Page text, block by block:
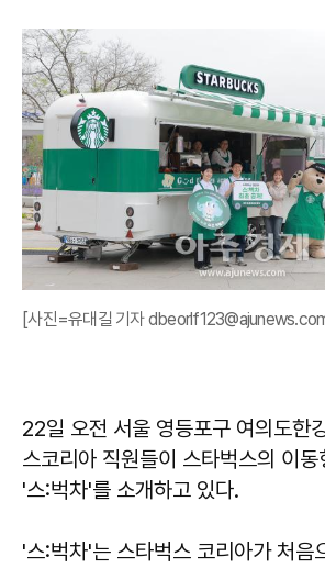
[사진=유대길 기자
22일 오전 서울 영등포구 여의도한
스코리아 직원들이 스타벅스의 이동
'스:벅차'를 소개하고 있다.
'스:벅차'는 스타벅스 코리아가 처음